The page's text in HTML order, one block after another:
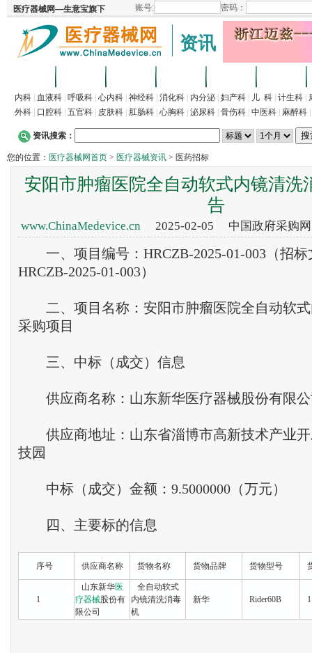
资讯
内科 血液科 呼吸科 心内科 神经科 消化科 内分泌 妇产科 儿 科 计生科
外科
口腔科 五官科 皮肤科 肛肠科 心胸科 泌尿科 骨伤科 中医科 麻醉科
资讯搜索：
您的位置： 医疗器械网首页 > 医疗器械资讯 > 医药招标
安阳市肿瘤医院全自动软式内镜清洗
告
www.ChinaMedevice.cn2025-02-05 中国政府采购
一、项目编号：HRCZB-2025-01-003（招标
HRCZB-2025-01-003）
二、项目名称：安阳市肿瘤医院全自动软式
采购项目
三、中标（成交）信息
供应商名称：山东新华医疗器械股份有限
供应商地址：山东省淄博市高新技术产业开
技园
中标（成交）金额：9.5000000（万元）
四、主要标的信息
序号 供应商名称 货物名称 货物品牌 货物型号
1
山东新华医
疗器械股份有
限公司
全自动软式
内镜清洗消毒
机
新华 Rider60B 1